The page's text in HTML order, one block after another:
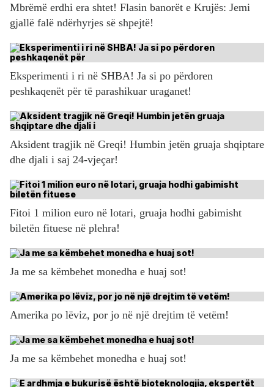
Mbrëmë erdhi era shtet! Flasin banorët e Krujës: Jemi
gjallë falë ndërhyrjes së shpejtë!
Eksperimenti i ri në SHBA! Ja si po përdoren
peshkaqenët për të parashikuar uraganet!
Aksident tragjik në Greqi! Humbin jetën gruaja shqiptare
dhe djali i saj 24-vjeçar!
Fitoi 1 milion euro në lotari, gruaja hodhi gabimisht
biletën fituese në plehra!
Ja me sa këmbehet monedha e huaj sot!
Amerika po lëviz, por jo në një drejtim të vetëm!
Ja me sa këmbehet monedha e huaj sot!